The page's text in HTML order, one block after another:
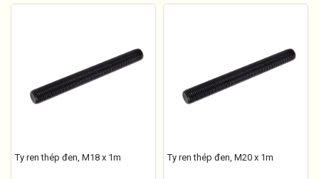
Ty ren thép đen, M18 x 1m Ty ren thép đen, M20 x 1m